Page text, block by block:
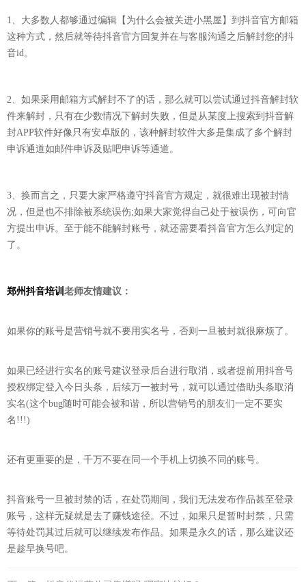
1、大多数人都够通过编辑【为什么会被关进小黑屋】到抖音官方邮箱
这种方式，然后就等待抖音官方回复并在与客服沟通之后解封您的抖
音id。
2、如果采用邮箱方式解封不了的话，那么就可以尝试通过抖音解封软
件来解封，只有在少数情况下解封失败，但是从某度上搜索到抖音解
封APP软件好像只有安卓版的，该种解封软件大多是集成了多个解封
申诉通道如邮件申诉及贴吧申诉等通道。
3、换而言之，只要大家严格遵守抖音官方规定，就很难出现被封情
况，但是也不排除被系统误伤;如果大家觉得自己处于被误伤，可向官
方提出申诉。至于能不能解封账号，就还需要看抖音官方怎么判定的
了。
郑州抖音培训 老师友情建议：
如果你的账号是营销号就不要用实名号，否则一旦被封就很麻烦了。
如果已经进行实名的账号建议登录后台进行取消，或者提前用抖音号
授权绑定登入今日头条，后续万一被封号，就可以通过借助头条取消
实名(这个bug随时可能会被和谐，所以营销号的朋友们一定不要实
名!!!)
还有更重要的是，千万不要在同一个手机上切换不同的账号。
抖音账号一旦被封禁的话，在处罚期间，我们无法发布作品甚至登录
账号，这样无疑就是去了赚钱途径。不过，如果只是暂时封禁，只需
等待处罚其过后就可以继续发布作品。如果是永久的话，那么建议还
是趁早换号吧。